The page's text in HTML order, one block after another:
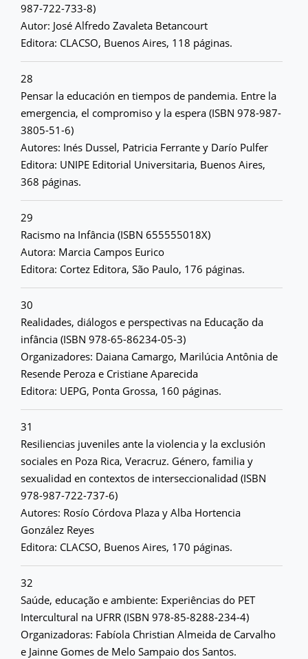
987-722-733-8)
Autor: José Alfredo Zavaleta Betancourt
Editora: CLACSO, Buenos Aires, 118 páginas.
28
Pensar la educación en tiempos de pandemia. Entre la
emergencia, el compromiso y la espera (ISBN 978-987-
3805-51-6)
Autores: Inés Dussel, Patricia Ferrante y Darío Pulfer
Editora: UNIPE Editorial Universitaria, Buenos Aires,
368 páginas.
29
Racismo na Infância (ISBN 655555018X)
Autora: Marcia Campos Eurico
Editora: Cortez Editora, São Paulo, 176 páginas.
30
Realidades, diálogos e perspectivas na Educação da
infância (ISBN 978-65-86234-05-3)
Organizadores: Daiana Camargo, Marilúcia Antônia de
Resende Peroza e Cristiane Aparecida
Editora: UEPG, Ponta Grossa, 160 páginas.
31
Resiliencias juveniles ante la violencia y la exclusión
sociales en Poza Rica, Veracruz. Género, familia y
sexualidad en contextos de interseccionalidad (ISBN
978-987-722-737-6)
Autores: Rosío Córdova Plaza y Alba Hortencia
González Reyes
Editora: CLACSO, Buenos Aires, 170 páginas.
32
Saúde, educação e ambiente: Experiências do PET
Intercultural na UFRR (ISBN 978-85-8288-234-4)
Organizadoras: Fabíola Christian Almeida de Carvalho
e Jainne Gomes de Melo Sampaio dos Santos.